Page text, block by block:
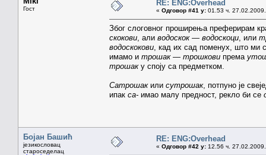
Гост
RE: ENG:Overhead
« Одговор #41 у: 01.53 ч.
Због слоговног проширења преферирам
скокови , али водоскок — водоскоци , или
водоскокови , кад их сад поменух, што ми
имамо и трошак — трошкови према
трошаку споју са предметком.
Сатрошакили сутрошак, потпуно је
ипак са- имао малу предност, рекло би се
Бојан Башић
језикословац
староседелац
RE: ENG:Overhead
« Одговор #42 у: 12.56 ч.